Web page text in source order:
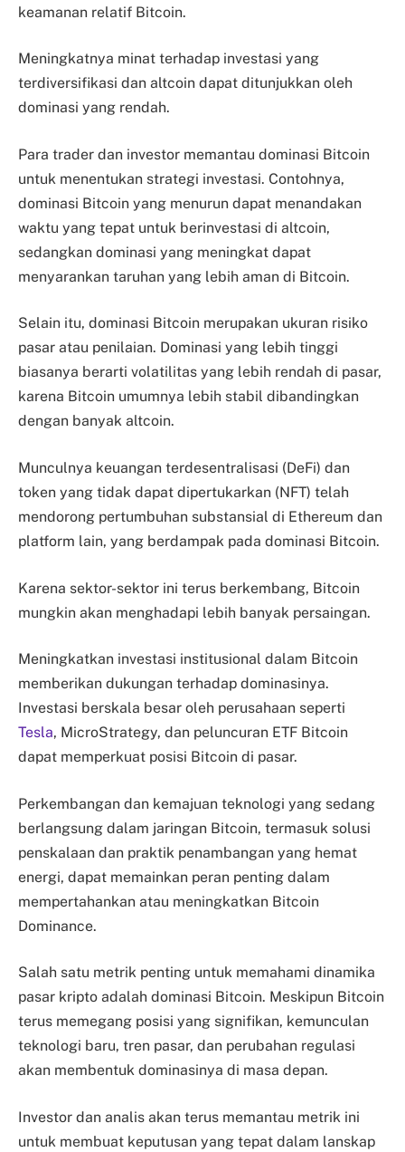
keamanan relatif Bitcoin.
Meningkatnya minat terhadap investasi yang
terdiversifikasi dan altcoin dapat ditunjukkan oleh
dominasi yang rendah.
Para trader dan investor memantau dominasi Bitcoin
untuk menentukan strategi investasi. Contohnya,
dominasi Bitcoin yang menurun dapat menandakan
waktu yang tepat untuk berinvestasi di altcoin,
sedangkan dominasi yang meningkat dapat
menyarankan taruhan yang lebih aman di Bitcoin.
Selain itu, dominasi Bitcoin merupakan ukuran risiko
pasar atau penilaian. Dominasi yang lebih tinggi
biasanya berarti volatilitas yang lebih rendah di pasar,
karena Bitcoin umumnya lebih stabil dibandingkan
dengan banyak altcoin.
Munculnya keuangan terdesentralisasi (DeFi) dan
token yang tidak dapat dipertukarkan (NFT) telah
mendorong pertumbuhan substansial di Ethereum dan
platform lain, yang berdampak pada dominasi Bitcoin.
Karena sektor-sektor ini terus berkembang, Bitcoin
mungkin akan menghadapi lebih banyak persaingan.
Meningkatkan investasi institusional dalam Bitcoin
memberikan dukungan terhadap dominasinya.
Investasi berskala besar oleh perusahaan seperti
Tesla, MicroStrategy, dan peluncuran ETF Bitcoin
dapat memperkuat posisi Bitcoin di pasar.
Perkembangan dan kemajuan teknologi yang sedang
berlangsung dalam jaringan Bitcoin, termasuk solusi
penskalaan dan praktik penambangan yang hemat
energi, dapat memainkan peran penting dalam
mempertahankan atau meningkatkan Bitcoin
Dominance.
Salah satu metrik penting untuk memahami dinamika
pasar kripto adalah dominasi Bitcoin. Meskipun Bitcoin
terus memegang posisi yang signifikan, kemunculan
teknologi baru, tren pasar, dan perubahan regulasi
akan membentuk dominasinya di masa depan.
Investor dan analis akan terus memantau metrik ini
untuk membuat keputusan yang tepat dalam lanskap